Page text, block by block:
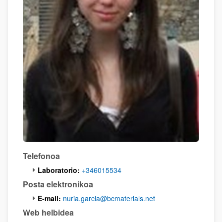
Telefonoa
Laboratorio: +346015534
Posta elektronikoa
E-mail: nuria.garcia@bcmaterials.net
Web helbidea